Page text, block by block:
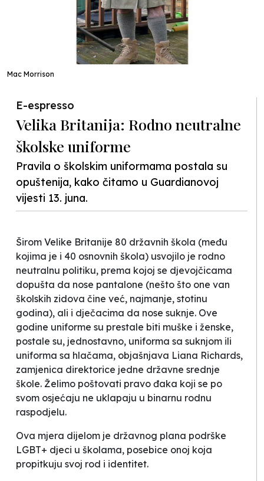
Mac Morrison
E-espresso
Velika Britanija: Rodno neutralne
školske uniforme
Pravila o školskim uniformama postala su
opuštenija, kako čitamo u Guardianovoj
vijesti 13. juna.
Širom Velike Britanije 80 državnih škola (među
kojima je i 40 osnovnih škola) usvojilo je rodno
neutralnu politiku, prema kojoj se djevojčicama
dopušta da nose pantalone (nešto što one van
školskih zidova čine već, najmanje, stotinu
godina), ali i dječacima da nose suknje. Ove
godine uniforme su prestale biti muške i ženske,
postale su, jednostavno, uniforma sa suknjom ili
uniforma sa hlačama, objašnjava Liana Richards,
zamjenica direktorice jedne državne srednje
škole. Želimo poštovati pravo đaka koji se po
svom osjećaju ne uklapaju u binarnu rodnu
raspodjelu.
Ova mjera dijelom je državnog plana podrške
LGBT+ djeci u školama, posebice onoj koja
propitkuju svoj rod i identitet.